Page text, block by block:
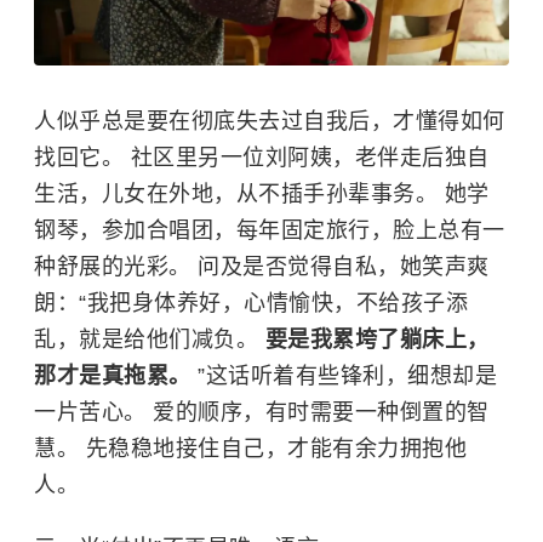
人似乎总是要在彻底失去过自我后，才懂得如何
找回它。 社区里另一位刘阿姨，老伴走后独自
生活，儿女在外地，从不插手孙辈事务。 她学
钢琴，参加合唱团，每年固定旅行，脸上总有一
种舒展的光彩。 问及是否觉得自私，她笑声爽
朗：“我把身体养好，心情愉快，不给孩子添
乱，就是给他们减负。 要是我累垮了躺床上，
那才是真拖累。 ”这话听着有些锋利，细想却是
一片苦心。 爱的顺序，有时需要一种倒置的智
慧。 先稳稳地接住自己，才能有余力拥抱他
人。